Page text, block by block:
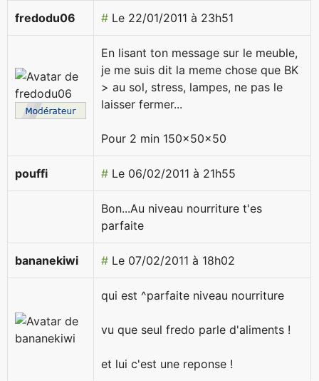
fredodu06 # Le 22/01/2011 à 23h51
En lisant ton message sur le meuble,
je me suis dit la meme chose que BK
> au sol, stress, lampes, ne pas le
laisser fermer...
Pour 2 min 150x50x50
pouffi # Le 06/02/2011 à 21h55
Bon...Au niveau nourriture t'es
parfaite
bananekiwi # Le 07/02/2011 à 18h02
qui est ^parfaite niveau nourriture
vu que seul fredo parle d'aliments !
et lui c'est une reponse !